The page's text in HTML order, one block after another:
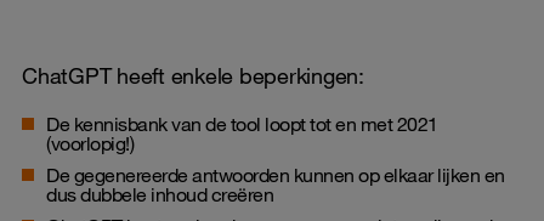
ChatGPT heeft enkele beperkingen:
De kennisbank van de tool loopt tot en met 2021
(voorlopig!)
De gegenereerde antwoorden kunnen op elkaar lijken en
dus dubbele inhoud creëren